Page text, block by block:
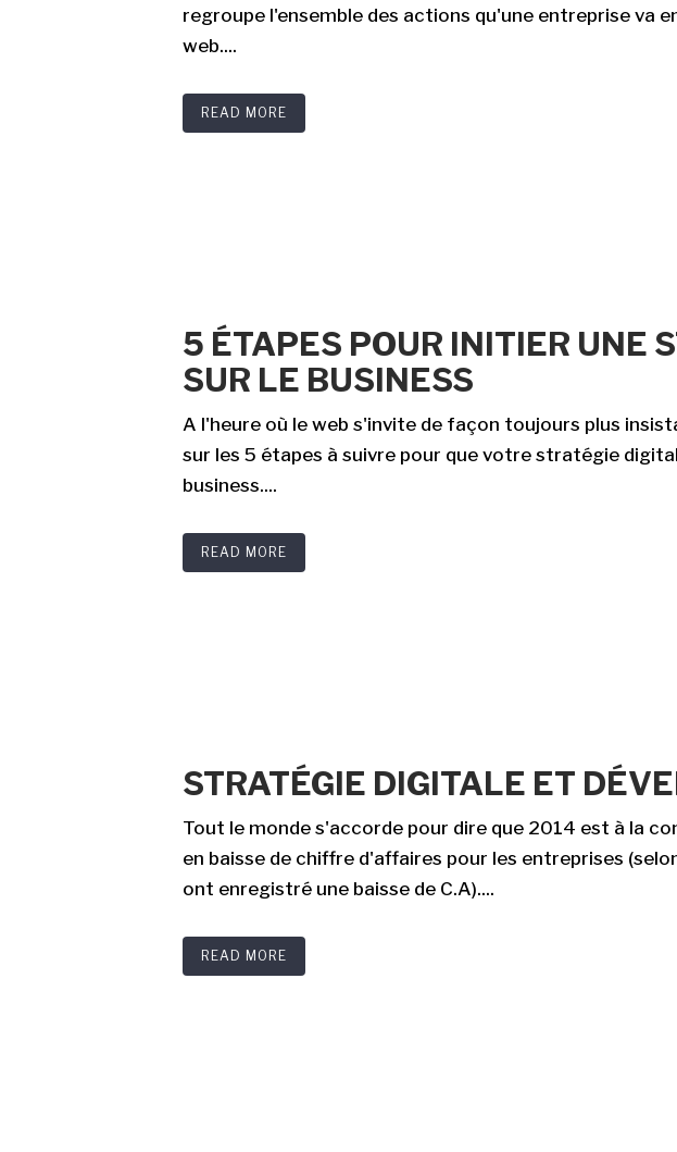
regroupe l'ensemble des actions qu'une entreprise va
web....
READ MORE
5 ÉTAPES POUR INITIER UNE
SUR LE BUSINESS
A l'heure où le web s'invite de façon toujours plus
sur les 5 étapes à suivre pour que votre stratégie
business....
READ MORE
STRATÉGIE DIGITALE ET
Tout le monde s'accorde pour dire que 2014 est à la
en baisse de chiffre d'affaires pour les entreprises
ont enregistré une baisse de C.A)....
READ MORE